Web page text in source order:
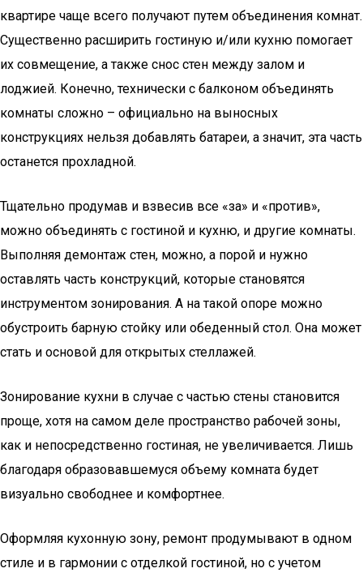
квартире чаще всего получают путем объединения комнат.
Существенно расширить гостиную и/или кухню помогает
их совмещение, а также снос стен между залом и
лоджией. Конечно, технически с балконом объединять
комнаты сложно – официально на выносных
конструкциях нельзя добавлять батареи, а значит, эта часть
останется прохладной.
Тщательно продумав и взвесив все «за» и «против»,
можно объединять с гостиной и кухню, и другие комнаты.
Выполняя демонтаж стен, можно, а порой и нужно
оставлять часть конструкций, которые становятся
инструментом зонирования. А на такой опоре можно
обустроить барную стойку или обеденный стол. Она может
стать и основой для открытых стеллажей.
Зонирование кухни в случае с частью стены становится
проще, хотя на самом деле пространство рабочей зоны,
как и непосредственно гостиная, не увеличивается. Лишь
благодаря образовавшемуся объему комната будет
визуально свободнее и комфортнее.
Оформляя кухонную зону, ремонт продумывают в одном
стиле и в гармонии с отделкой гостиной, но с учетом